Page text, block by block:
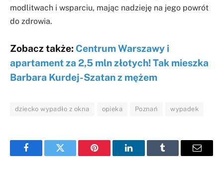
modlitwach i wsparciu, mając nadzieję na jego powrót
do zdrowia.
Zobacz także: Centrum Warszawy i
apartament za 2,5 mln złotych! Tak mieszka
Barbara Kurdej-Szatan z mężem
dziecko wypadło z okna opieka Poznań wypadek
FacebookTwitter Pinterest LinkedInTumblr Email